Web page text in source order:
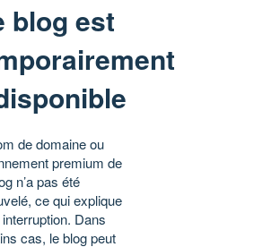
blog est
de domaine ou
premium de
n’a pas été
ce qui explique
Dans
cas, le blog peut